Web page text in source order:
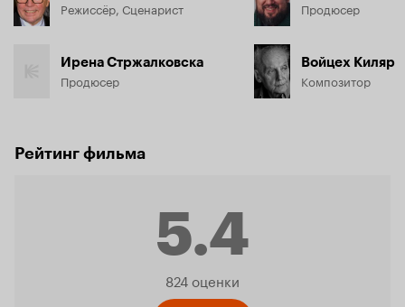
Режиссёр, Сценарист
Ирена Стржалковска
Продюсер
Продюсер
Войцех Киляр
Композитор
Рейтинг фильма
5.4
Рейтинг
824 оценки